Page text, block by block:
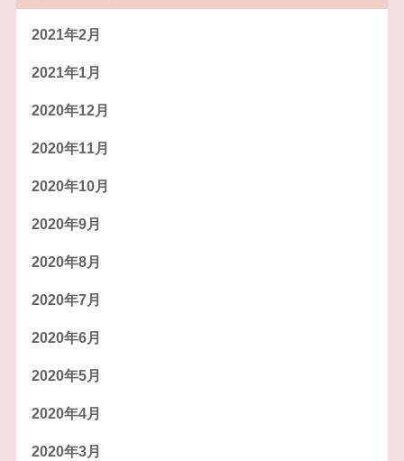
2021年2月
2021年1月
2020年12月
2020年11月
2020年10月
2020年9月
2020年8月
2020年7月
2020年6月
2020年5月
2020年4月
2020年3月